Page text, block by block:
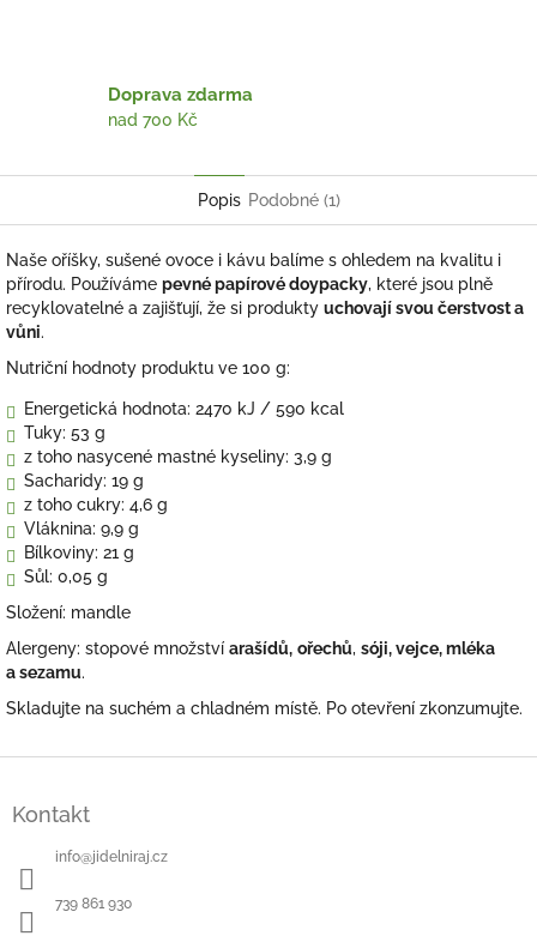
Doprava zdarma
nad 700 Kč
Popis Podobné (1)
Naše oříšky, sušené ovoce i kávu balíme s ohledem na kvalitu i
přírodu. Používáme pevné papírové doypacky, které jsou plně
recyklovatelné a zajišťují, že si produkty uchovají svou čerstvost a
vůni.
Nutriční hodnoty produktu ve 100 g:
Energetická hodnota: 2470 kJ / 590 kcal
Tuky: 53 g
z toho nasycené mastné kyseliny: 3,9 g
Sacharidy: 19 g
z toho cukry: 4,6 g
Vláknina: 9,9 g
Bílkoviny: 21 g
Sůl: 0,05 g
Složení: mandle
Alergeny: stopové množství arašídů, ořechů, sóji, vejce, mléka
asezamu.
Skladujte na suchém a chladném místě. Po otevření zkonzumujte.
Kontakt
info@jidelniraj.cz
739 861 930